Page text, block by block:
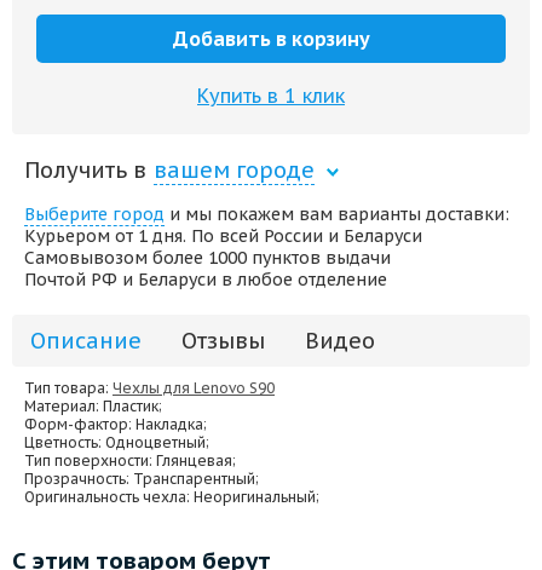
Добавить в корзину
Купить в 1 клик
Получить в вашем городе
Выберите город и мы покажем вам варианты доставки:
Курьером от 1 дня. По всей России и Беларуси
Самовывозом более 1000 пунктов выдачи
Почтой РФ и Беларуси в любое отделение
Описание Отзывы Видео
Тип товара: Чехлы для Lenovo S90
Материал: Пластик;
Форм-фактор: Накладка;
Цветность: Одноцветный;
Тип поверхности: Глянцевая;
Прозрачность: Транспарентный;
Оригинальность чехла: Неоригинальный;
С этим товаром берут